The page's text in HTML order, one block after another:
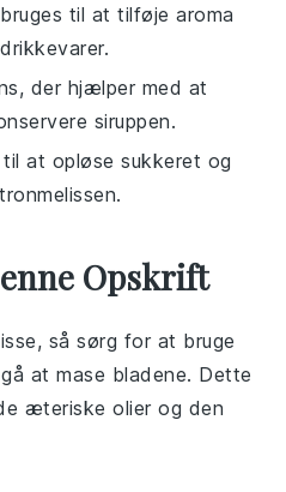
til at tilføje aroma
der hjælper med at
siruppen.
at opløse sukkeret og
Opskrift
, så sørg for at bruge
at mase bladene. Dette
æteriske olier og den